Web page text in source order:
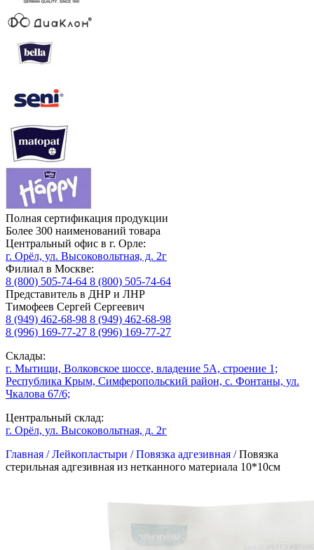
Полная сертификация продукции
Более 300 наименований товара
Центральный офис в г. Орле:
г. Орёл, ул. Высоковольтная, д. 2г
Филиал в Москве:
8 (800) 505-74-64 8 (800) 505-74-64
Представитель в ДНР и ЛНР
Тимофеев Сергей Сергеевич
8 (949) 462-68-98 8 (949) 462-68-98
8 (996) 169-77-27 8 (996) 169-77-27
Склады:
г. Мытищи, Волковское шоссе, владение 5А, строение 1;
Республика Крым, Симферопольский район, с. Фонтаны, ул.
Чкалова 67/6;
Центральный склад:
г. Орёл, ул. Высоковольтная, д. 2г
Главная /Лейкопластыри /Повязка адгезивная /Повязка
стерильная адгезивная из нетканного материала 10*10см